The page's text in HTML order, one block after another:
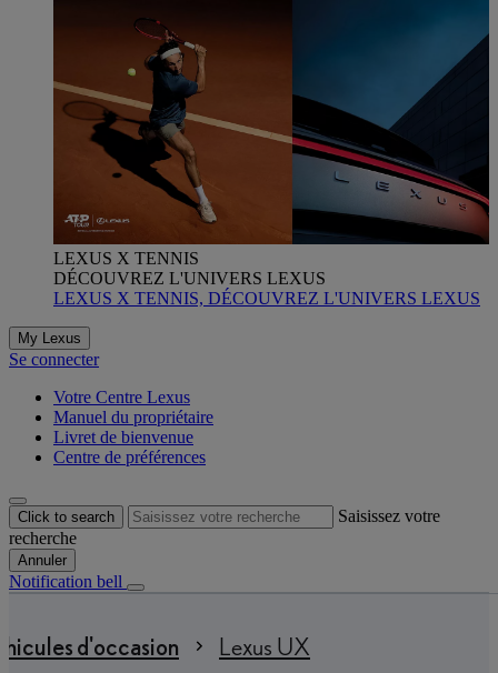
LEXUS X TENNIS
DÉCOUVREZ L'UNIVERS LEXUS
LEXUS X TENNIS, DÉCOUVREZ L'UNIVERS LEXUS
My Lexus
Se connecter
Votre Centre Lexus
Manuel du propriétaire
Livret de bienvenue
Centre de préférences
Click to search
Saisissez votre
recherche
Annuler
Notification bell
d'occasion Lexus UX